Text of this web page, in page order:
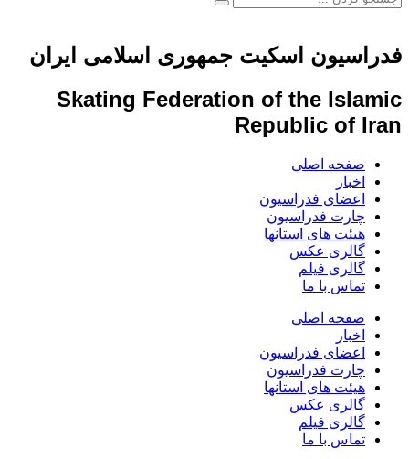
فدراسیون اسکیت جمهوری اسلامی ایران
Skating Federation of the Islamic
Republic of Iran
صفحه اصلی
اخبار
اعضای فدراسیون
چارت فدراسیون
هیئت های استانها
گالری عکس
گالری فیلم
تماس با ما
صفحه اصلی
اخبار
اعضای فدراسیون
چارت فدراسیون
هیئت های استانها
گالری عکس
گالری فیلم
تماس با ما